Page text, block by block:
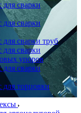
сварки
сварки
сварки труб
сварки
упоров
сварки
для торцовки